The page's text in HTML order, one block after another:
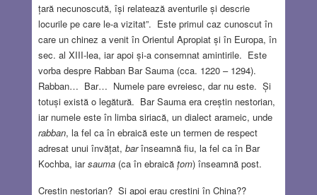
țară necunoscută, își relatează aventurile și descrie
locurile pe care le-a vizitat”. Este primul caz cunoscut în
care un chinez a venit în Orientul Apropiat și în Europa, în
sec. al XIII-lea, iar apoi și-a consemnat amintirile. Este
vorba despre Rabban Bar Sauma (cca. 1220 – 1294).
Rabban… Bar… Numele pare evreiesc, dar nu este. Și
totuși există o legătură. Bar Sauma era creștin nestorian,
iar numele este în limba siriacă, un dialect arameic, unde
rabban, la fel ca în ebraică este un termen de respect
adresat unui învățat, barînseamnă fiu, la fel ca în Bar
Kochba, iarsauma(ca în ebraică țom) înseamnă post.
Creștin nestorian? Și apoi erau creștini în China??